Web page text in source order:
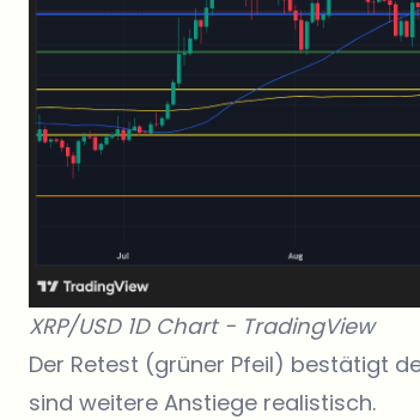
XRP/USD 1D Chart - TradingView
Der Retest (grüner Pfeil) bestätigt
sind weitere Anstiege realistisch.